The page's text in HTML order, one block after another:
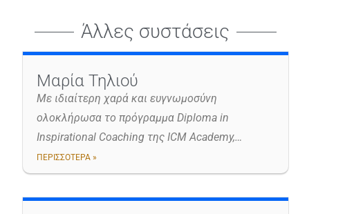
Άλλες συστάσεις
Μαρία Τηλιού
Με ιδιαίτερη χαρά και ευγνωμοσύνη
ολοκλήρωσα το πρόγραμμα Diploma in
Inspirational Coaching της ICM Academy,…
ΠΕΡΙΣΣΟΤΕΡΑ »